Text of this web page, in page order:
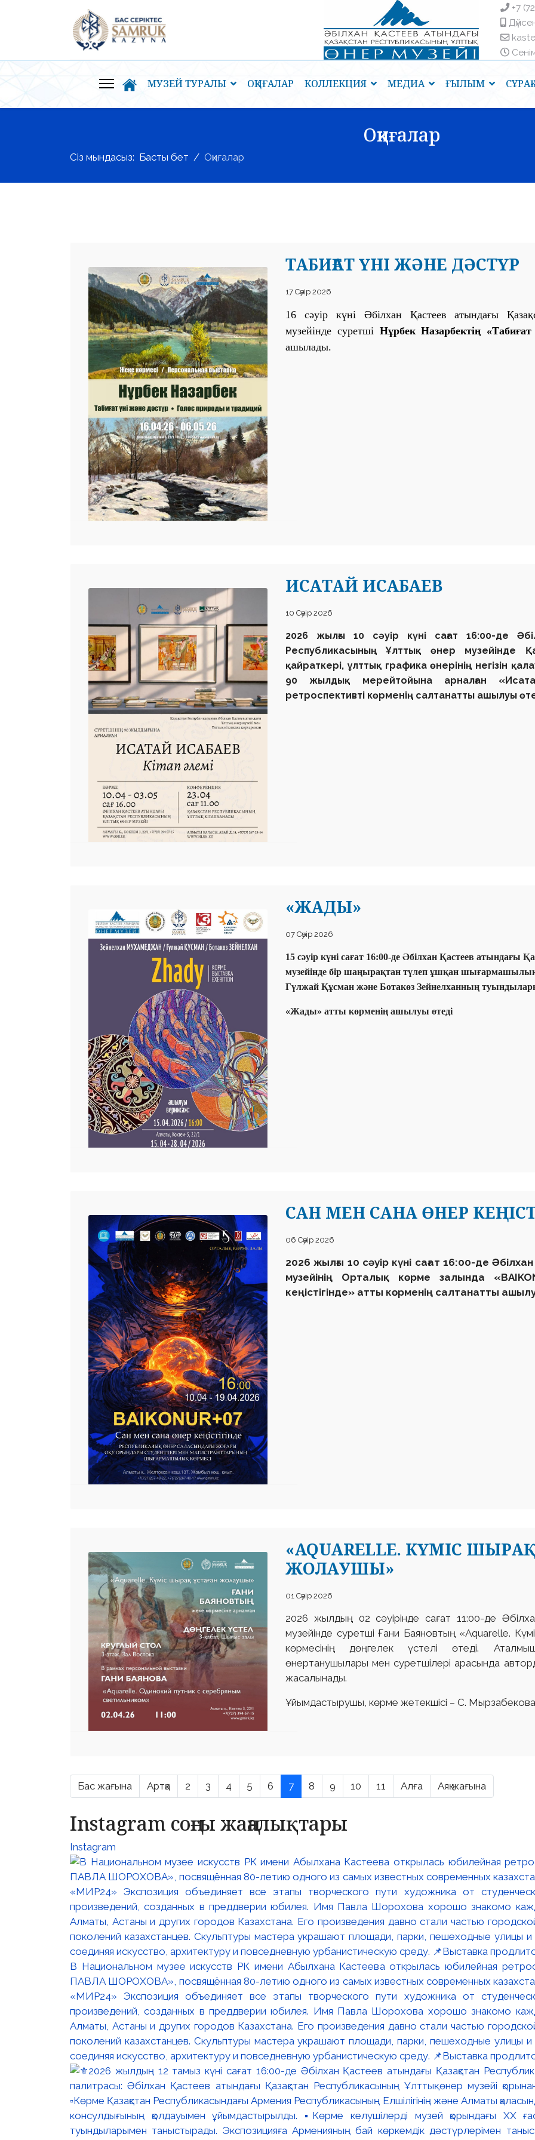
+7
МУЗЕЙ ТУРАЛЫ ОҚИҒАЛАР КОЛЛЕКЦИЯ МЕДИА ҒЫЛЫМ
Оқиғалар
Сіз мындасыз: Басты бет Оқиғалар
ТАБИҒАТ ҮНІ ЖӘНЕ ДӘСТҮР
17 Сәуір 2026
16 сәуір күні Әбілхан Қастеев атындағы
музейінде суретші Нұрбек Назарбектің
ашылады.
ИСАТАЙ ИСАБАЕВ
10 Сәуір 2026
2026 жылғы 10 сәуір күні сағат 16:00-де
Республикасының Ұлттық өнер музейінде
қайраткері, ұлттық графика өнерінің негізін
90 жылдық мерейтойына арналған
ретроспективті көрменің салтанатты ашылуы
«ЖАДЫ»
07 Сәуір 2026
15 сәуір күні сағат 16:00-де Әбілхан Қастеев
музейінде бір шаңырақтан түлеп ұшқан шығармашылық
Гүлжай Құсман және Ботакөз Зейнелханның
«Жады» атты көрменің ашылуы өтеді
САН МЕН САНА ӨНЕР
06 Сәуір 2026
2026 жылғы 10 сәуір күні сағат 16:00-де
музейінің Орталық көрме залында
кеңістігінде» атты көрменің салтанатты
«AQUARELLE. КҮМІС
ЖОЛАУШЫ»
01 Сәуір 2026
2026 жылдың 02 сәуірінде сағат 11:00-де
музейінде суретші Ғани Баяновтың «Aquarelle.
көрмесінің дөңгелек үстелі өтеді.
өнертанушылары мен суретшілері арасында
жасалынады.
Ұйымдастырушы, көрме жетекшісі – С. Мырзабекова
Бас жағына Артқа 2 3 4 5 6 7 8 9 10 11 Алға Аяқ жағына
Instagram соңғы жаңалықтары
Instagram
В Национальном музее искусств РК имени Абылхана Кастеева открылась юбилейная
ПАВЛА ШОРОХОВА», посвящённая 80-летию одного из самых известных современных
«МИР24» Экспозиция объединяет все этапы творческого пути художника от
произведений, созданных в преддверии юбилея. Имя Павла Шорохова хорошо знакомо
Алматы, Астаны и других городов Казахстана. Его произведения давно стали частью
поколений казахстанцев. Скульптуры мастера украшают площади, парки, пешеходные улицы
соединяя искусство, архитектуру и повседневную урбанистическую среду. 📌Выставка